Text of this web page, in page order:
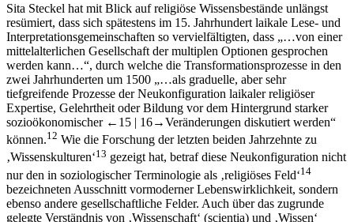
Sita Steckel hat mit Blick auf religiöse Wissensbestände unlängst
resümiert, dass sich spätestens im 15. Jahrhundert laikale Lese- und
Interpretationsgemeinschaften so vervielfältigten, dass „…von einer
mittelalterlichen Gesellschaft der multiplen Optionen gesprochen
werden kann…“, durch welche die Transformationsprozesse in den
zwei Jahrhunderten um 1500 „…als graduelle, aber sehr
tiefgreifende Prozesse der Neukonfiguration laikaler religiöser
Expertise, Gelehrtheit oder Bildung vor dem Hintergrund starker
sozioökonomischer ←15 | 16→Veränderungen diskutiert werden“
können.12 Wie die Forschung der letzten beiden Jahrzehnte zu
‚Wissenskulturen‘13 gezeigt hat, betraf diese Neukonfiguration nicht
nur den in soziologischer Terminologie als ‚religiöses Feld‘14
bezeichneten Ausschnitt vormoderner Lebenswirklichkeit, sondern
ebenso andere gesellschaftliche Felder. Auch über das zugrunde
gelegte Verständnis von ‚Wissenschaft‘ (scientia) und ‚Wissen‘